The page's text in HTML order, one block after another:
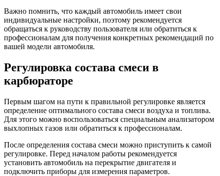
Важно помнить, что каждый автомобиль имеет свои
индивидуальные настройки, поэтому рекомендуется
обращаться к руководству пользователя или обратиться к
профессионалам для получения конкретных рекомендаций по
вашей модели автомобиля.
Регулировка состава смеси в
карбюраторе
Первым шагом на пути к правильной регулировке является
определение оптимального состава смеси воздуха и топлива.
Для этого можно воспользоваться специальным анализатором
выхлопных газов или обратиться к профессионалам.
После определения состава смеси можно приступить к самой
регулировке. Перед началом работы рекомендуется
установить автомобиль на перекрытие двигателя и
подключить приборы для измерения параметров.